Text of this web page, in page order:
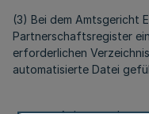
(3) Bei dem Amtsgericht
Partnerschaftsregister
erforderlichen
automatisierte Datei